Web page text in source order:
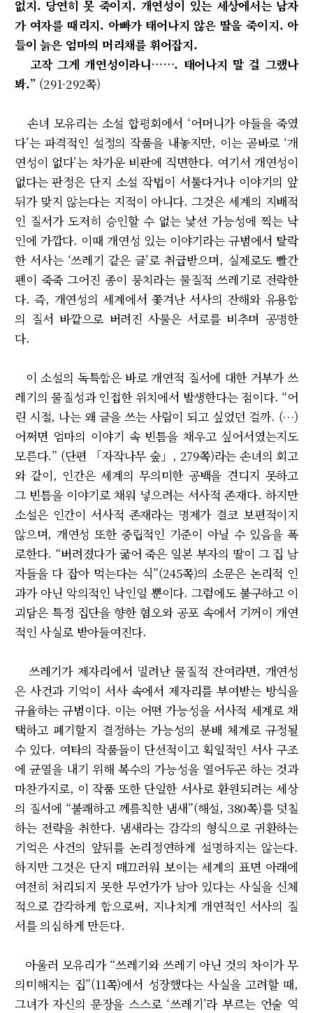
없지. 당연히 못 죽이지. 개연성이 있는 세상에서는 남자
가 여자를 때리지. 아빠가 태어나지 않은 딸을 죽이지. 아
들이 늙은 엄마의 머리채를 휘어잡지.
고작 그게 개연성이라니……. 태어나지 말 걸 그랬나
봐.” (291-292쪽)
손녀 모유리는 소설 합평회에서 ‘어머니가 아들을 죽였
다’는 파격적인 설정의 작품을 내놓지만, 이는 곧바로 ‘개
연성이 없다’는 차가운 비판에 직면한다. 여기서 개연성이
없다는 판정은 단지 소설 작법이 서툴다거나 이야기의 앞
뒤가 맞지 않는다는 지적이 아니다. 그것은 세계의 지배적
인 질서가 도저히 승인할 수 없는 낯선 가능성에 찍는 낙
인에 가깝다. 이때 개연성 있는 이야기라는 규범에서 탈락
한 서사는 ‘쓰레기 같은 글’로 취급받으며, 실제로도 빨간
펜이 죽죽 그어진 종이 뭉치라는 물질적 쓰레기로 전락한
다. 즉, 개연성의 세계에서 쫓겨난 서사의 잔해와 유용함
의 질서 바깥으로 버려진 사물은 서로를 비추며 공명한
다.
이 소설의 독특함은 바로 개연적 질서에 대한 거부가 쓰
레기의 물질성과 인접한 위치에서 발생한다는 점이다. “어
린 시절, 나는 왜 글을 쓰는 사람이 되고 싶었던 걸까. (…)
어쩌면 엄마의 이야기 속 빈틈을 채우고 싶어서였는지도
모른다.” (단편 「자작나무 숲」, 279쪽)라는 손녀의 회고
와 같이, 인간은 세계의 무의미한 공백을 견디지 못하고
그 빈틈을 이야기로 채워 넣으려는 서사적 존재다. 하지만
소설은 인간이 서사적 존재라는 명제가 결코 보편적이지
않으며, 개연성 또한 중립적인 기준이 아닐 수 있음을 폭
로한다. “버려졌다가 굶어 죽은 일본 부자의 딸이 그 집 남
자들을 다 잡아 먹는다는 식”(245쪽)의 소문은 논리적 인
과가 아닌 악의적인 낙인일 뿐이다. 그럼에도 불구하고 이
괴담은 특정 집단을 향한 혐오와 공포 속에서 기꺼이 개연
적인 사실로 받아들여진다.
쓰레기가 제자리에서 밀려난 물질적 잔여라면, 개연성
은 사건과 기억이 서사 속에서 제자리를 부여받는 방식을
규율하는 규범이다. 이는 어떤 가능성을 서사적 세계로 채
택하고 폐기할지 결정하는 가능성의 분배 체계로 규정될
수 있다. 여타의 작품들이 단선적이고 획일적인 서사 구조
에 균열을 내기 위해 복수의 가능성을 열어두곤 하는 것과
마찬가지로, 이 작품 또한 단일한 서사로 환원되려는 세상
의 질서에 “불쾌하고 께름칙한 냄새”(해설, 380쪽)를 덧칠
하는 전략을 취한다. 냄새라는 감각의 형식으로 귀환하는
기억은 사건의 앞뒤를 논리정연하게 설명하지는 않는다.
하지만 그것은 단지 매끄러워 보이는 세계의 표면 아래에
여전히 처리되지 못한 무언가가 남아 있다는 사실을 신체
적으로 감각하게 함으로써, 지나치게 개연적인 서사의 질
서를 의심하게 만든다.
아울러 모유리가 “쓰레기와 쓰레기 아닌 것의 차이가 무
의미해지는 집”(11쪽)에서 성장했다는 사실을 고려할 때,
그녀가 자신의 문장을 스스로 ‘쓰레기’라 부르는 언술 역